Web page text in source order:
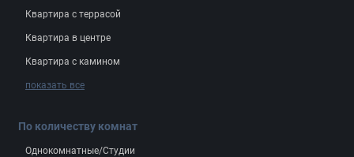
Квартира с террасой
Квартира в центре
Квартира с камином
показать все
По количеству комнат
Однокомнатные/Студии